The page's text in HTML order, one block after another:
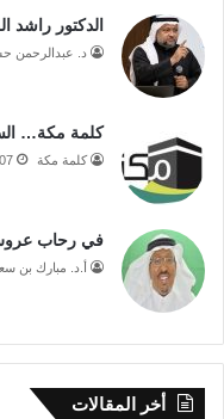
الدكتور راشد
د. عبدالرحمن
كلمة مكة…
كلمة مكة
في رحاب عروس
أ.د. مبارك بن
أخر المقالات